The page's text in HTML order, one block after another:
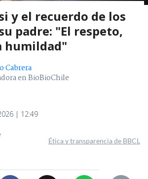
y el recuerdo de los
padre: "El respeto,
humildad"
Cabrera
en BioBioChile
| 12:49
Ética y transparencia de BBCL